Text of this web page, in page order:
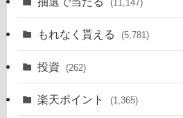
(11,147)
もれなく貰える (5,781)
投資 (262)
楽天ポイント (1,365)